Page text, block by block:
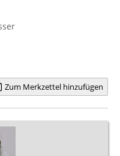
Zum Merkzettel hinzufügen